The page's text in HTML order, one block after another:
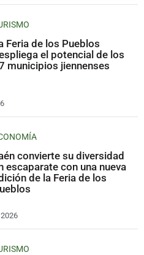
Feria de los Pueblos
el potencial de los
municipios jiennenses
convierte su diversidad
escaparate con una nueva
de la Feria de los